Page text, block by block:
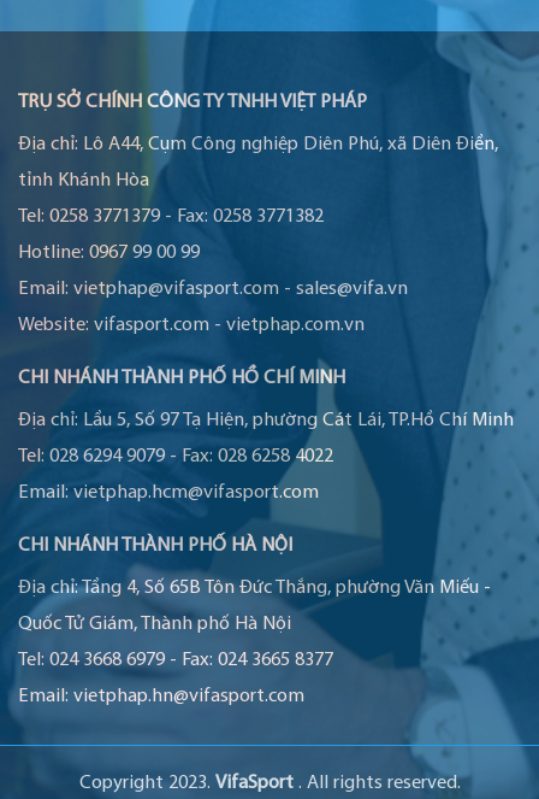
TRỤ SỞ CHÍNH CÔNG TY TNHH VIỆT PHÁP
Địa chỉ: Lô A44, Cụm Công nghiệp Diên Phú, xã Diên Điền,
tỉnh Khánh Hòa
Tel: 0258 3771379 - Fax: 0258 3771382
Hotline: 0967 99 00 99
Email: vietphap@vifasport.com - sales@vifa.vn
Website: vifasport.com - vietphap.com.vn
CHI NHÁNH THÀNH PHỐ HỒ CHÍ MINH
Địa chỉ: Lầu 5, Số 97 Tạ Hiện, phường Cát Lái, TP.Hồ Chí Minh
Tel: 028 6294 9079- Fax: 028 6258 4022
Email: vietphap.hcm@vifasport.com
CHI NHÁNH THÀNH PHỐ HÀ NỘI
Địa chỉ:Tầng 4, Số 65B Tôn Đức Thắng, phường Văn Miếu -
Quốc Tử Giám, Thành phố Hà Nội
Tel: 024 3668 6979- Fax: 024 3665 8377
Email: vietphap.hn@vifasport.com
Copyright 2023. VifaSport . All rights reserved.